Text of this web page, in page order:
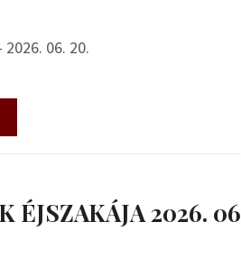
06. 20.
ÉJSZAKÁJA 2026.